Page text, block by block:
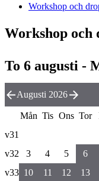
Workshop och
Workshop och
To 6 augusti -
Augusti 2026
Mån Tis Ons Tor
v31
v32
3 4 5 6
v33 10 11 12 13